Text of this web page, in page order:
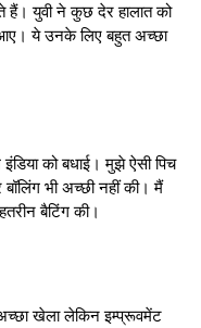
हैं। युवी ने कुछ देर हालात को
ये उनके लिए बहुत अच्छा
को बधाई। मुझे ऐसी पिच
भी अच्छी नहीं की। मैं
बैटिंग की।
खेला लेकिन इम्प्रूवमेंट